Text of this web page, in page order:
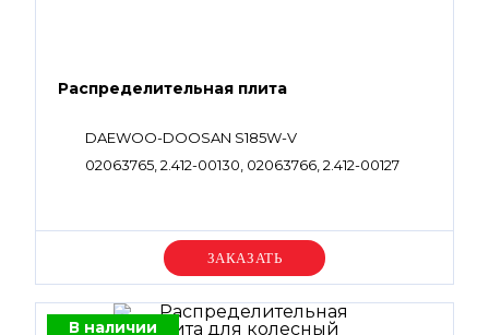
Распределительная плита
DAEWOO-DOOSAN S185W-V
02063765, 2.412-00130, 02063766, 2.412-00127
Уточняйте цену
В наличии